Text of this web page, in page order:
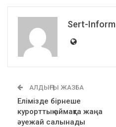
Sert-Inform
АЛДЫҢҒЫ ЖАЗБА
Елімізде бірнеше
курорттық аймақта жаңа
әуежай салынады